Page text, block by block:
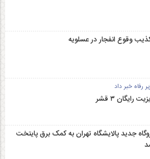
وقوع انفجار در عسلویه
رفاه خبر داد
رایگان ۳ قشر
جدید پالایشگاه تهران به کمک برق پایتخت